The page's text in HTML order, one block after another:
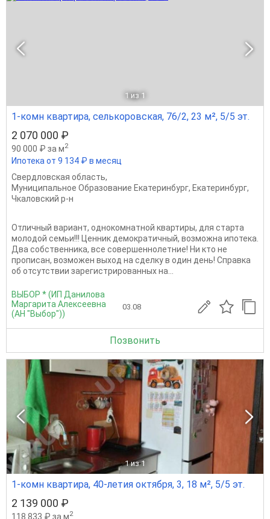
1 из 1
1-комн квартира, селькоровская, 76/2, 23 м², 5/5 эт.
2 070 000 ₽
90 000 ₽ за м2
Ипотека от 9 134 ₽ в месяц
Свердловская область,
Муниципальное Образование Екатеринбург, Екатеринбург,
Чкаловский р-н
Отличный вариант, однокомнатной квартиры, для старта
молодой семьи!!! Ценник демократичный, возможна ипотека.
Два собственника, все совершеннолетние! Ни кто не
прописан, возможен выход на сделку в один день! Справка
об отсутствии зарегистрированных на...
ВЫБОР * (ИП Данилова
Маргарита Алексеевна
(АН "Выбор"))
03.08
Позвонить
1 из 1
1-комн квартира, 40-летия октября, 3, 18 м², 5/5 эт.
2 139 000 ₽
118 833 ₽ за м2